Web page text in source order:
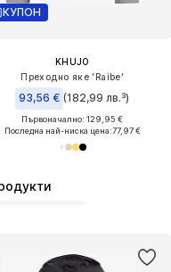
КУПОН
KHUJO
Преходно яке 'Raibe'
93,56 € (182,99 лв.³)
Първоначално: 129,95 €
Последна най-ниска цена:77,97 €